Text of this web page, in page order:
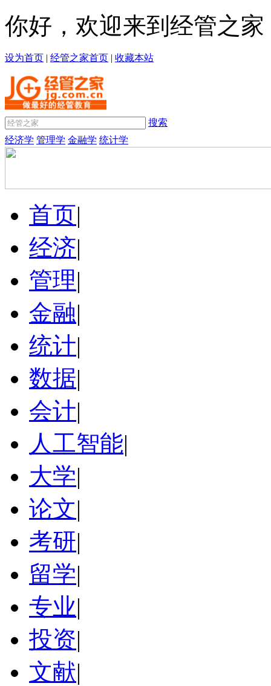
你好，欢迎来到经管之家
设为首页 | 经管之家首页 | 收藏本站
搜索
经济学 管理学 金融学 统计学
首页|
经济|
管理|
金融|
统计|
数据|
会计|
人工智能|
大学|
论文|
考研|
留学|
专业|
投资|
文献|